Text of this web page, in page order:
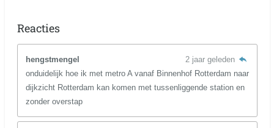
Reacties
hengstmengel
2 jaar geleden
onduidelijk hoe ik met metro A vanaf Binnenhof Rotterdam naar
dijkzicht Rotterdam kan komen met tussenliggende station en
zonder overstap